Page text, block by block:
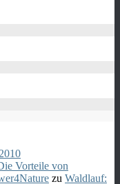
Vorteile von
zu Waldlauf: